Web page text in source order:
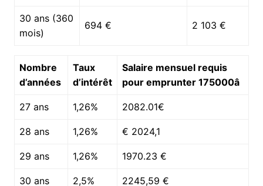
30 ans (360
mois)
694 € 2 103 €
Nombre
d’années
Taux
d’intérêt
Salaire mensuel requis
pour emprunter 175000â
27 ans 1,26% 2082.01€
28 ans 1,26% € 2024,1
29 ans 1,26% 1970.23 €
30 ans 2,5% 2245,59 €